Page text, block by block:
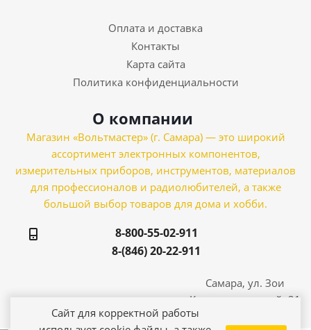
Оплата и доставка
Контакты
Карта сайта
Политика конфиденциальности
О компании
Магазин «Вольтмастер» (г. Самара) — это широкий
ассортимент электронных компонентов,
измерительных приборов, инструментов, материалов
для профессионалов и радиолюбителей, а также
большой выбор товаров для дома и хобби.
8-800-55-02-911
8-(846) 20-22-911
Самара, ул. Зои
Космодемьянской, 21
Сайт для корректной работы